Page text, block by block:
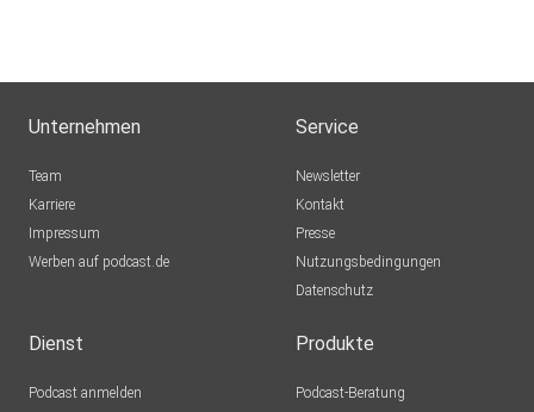
Unternehmen
Team
Karriere
Impressum
Werben auf podcast.de
Service
Newsletter
Kontakt
Presse
Nutzungsbedingungen
Datenschutz
Dienst
Podcast anmelden
Produkte
Podcast-Beratung